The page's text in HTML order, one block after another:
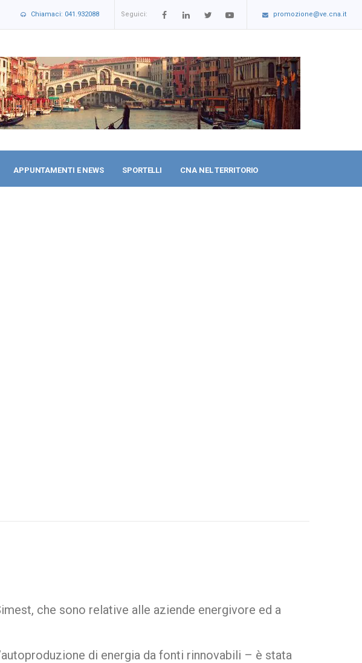
Chiamaci: 041.932088 Seguici: promozione@ve.cna.it
APPUNTAMENTI E NEWS SPORTELLI CNA NEL TERRITORIO
che sono relative alle aziende energivore ed a
di energia da fonti rinnovabili – è stata